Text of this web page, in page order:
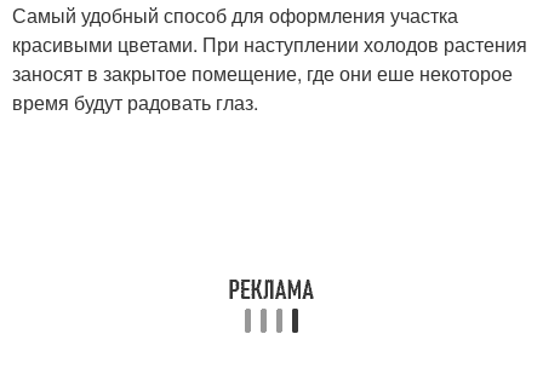
Самый удобный способ для оформления участка
красивыми цветами. При наступлении холодов растения
заносят в закрытое помещение, где они еше некоторое
время будут радовать глаз.